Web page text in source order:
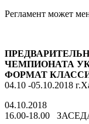
Регламент может
ЧЕМПИОНАТА
ФОРМАТ
04.10 -05.10.2018
04.10.2018
16.00-18.00